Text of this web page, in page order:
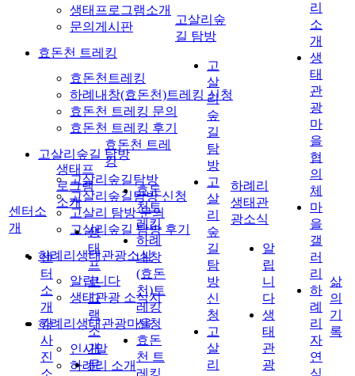
생태프로그램소개
문의게시판
효돈천 트레킹
효돈천트레킹
하례내창(효돈천)트레킹 신청
효돈천 트레킹 문의
효돈천 트레킹 후기
고살리숲길 탐방
고살리숲길탐방
고살리숲길탐방 신청
고살리 탐방 문의
고살리숲길 탐방 후기
하례리생태관광소식
알립니다
생태관광 소식지
하례리생태관광마을
인사말
하례리 소개
센터소
개
센
터
소
개
강
사
진
소
생태프
로그램
소개
생
태
프
로
그
램
소
개
문
효돈천 트레
킹
효돈
천트
레킹
하례
내창
(효돈
천)트
레킹
신청
효돈
천 트
레킹
고살리숲
길 탐방
고
살
리
숲
길
탐
방
고
살
리
숲
길
탐
방
신
청
고
살
리
하례리
생태관
광소식
알
립
니
다
생
태
관
광
리
소
개
생
태
관
광
마
을
협
의
체
마
을
갤
러
리
하
례
리
자
연
식
삶
의
기
록